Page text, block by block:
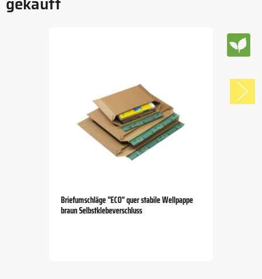
Briefumschläge "ECO" quer stabile Wellpappe
braun Selbstklebeverschluss